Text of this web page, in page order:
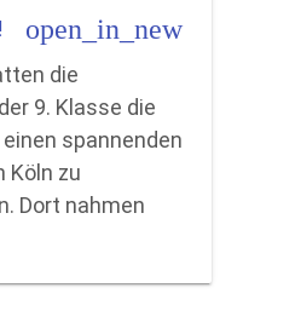
open_in_new
die
9. Klasse die
spannenden
Köln zu
Dort nahmen